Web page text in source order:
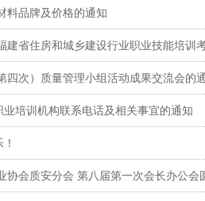
料品牌及价格的通知
建省住房和城乡建设行业职业技能培训
四次）质量管理小组活动成果交流会的
培训机构联系电话及相关事宜的通知
协会质安分会 第八届第一次会长办公会